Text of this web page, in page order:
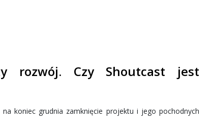
rozwój. Czy Shoutcast jest
koniec grudnia zamknięcie projektu i jego pochodnych